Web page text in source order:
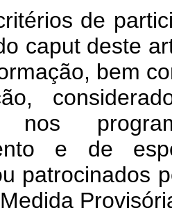
de
caput deste
bem
nos
e de
patrocinados